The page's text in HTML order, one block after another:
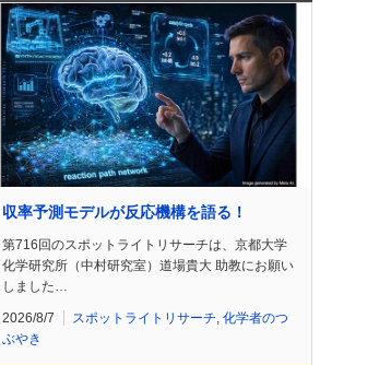
収率予測モデルが反応機構を語る！
第716回のスポットライトリサーチは、京都大学
化学研究所（中村研究室）道場貴大 助教にお願い
しました…
2026/8/7 スポットライトリサーチ 化学者のつ
ぶやき